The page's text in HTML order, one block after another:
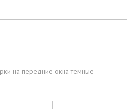
на передние окна темные